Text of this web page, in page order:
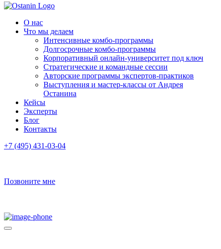
О нас
Что мы делаем
Интенсивные комбо-программы
Долгосрочные комбо-программы
Корпоративный онлайн-университет под ключ
Стратегические и командные сессии
Авторские программы экспертов-практиков
Выступления и мастер-классы от Андрея
Останина
Кейсы
Эксперты
Блог
Контакты
+7 (495) 431-03-04
Позвоните мне